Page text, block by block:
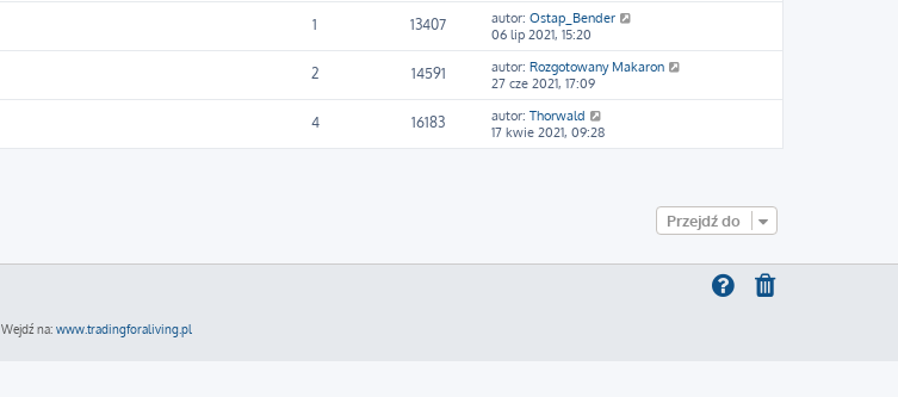
1 13407 autor: Ostap_Bender
06 lip 2021, 15:20
2 14591 autor: Rozgotowany Makaron
27 cze 2021, 17:09
4 16183 autor: Thorwald
17 kwie 2021, 09:28
Przejdź do
Wejdź na: www.tradingforaliving.pl